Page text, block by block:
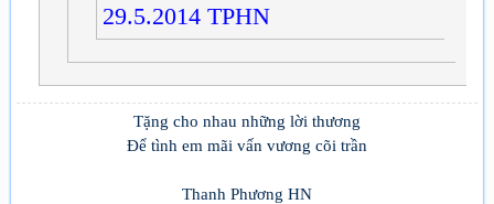
29.5.2014 TPHN
Tặng cho nhau những lời thương
Để tình em mãi vấn vương cõi trần
Thanh Phương HN